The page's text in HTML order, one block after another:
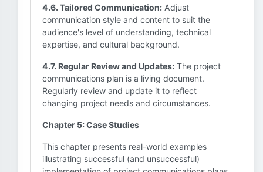
4.6. Tailored Communication: Adjust
communication style and content to suit the
audience's level of understanding, technical
expertise, and cultural background.
4.7. Regular Review and Updates: The project
communications plan is a living document.
Regularly review and update it to reflect
changing project needs and circumstances.
Chapter 5: Case Studies
This chapter presents real-world examples
illustrating successful (and unsuccessful)